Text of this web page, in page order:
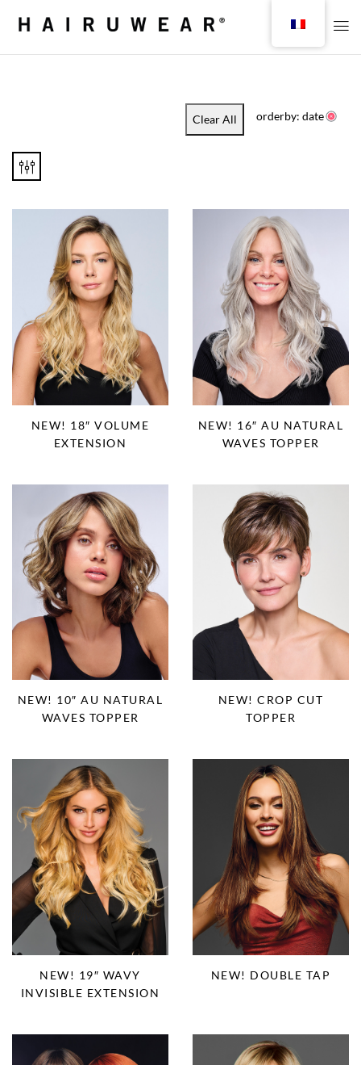
Clear All orderby: date
NEW! 18″ VOLUME
EXTENSION
NEW! 16″ AU NATURAL
WAVES TOPPER
NEW! 10″ AU NATURAL
WAVES TOPPER
NEW! CROP CUT
TOPPER
NEW! 19″ WAVY
INVISIBLE EXTENSION
NEW! DOUBLE TAP